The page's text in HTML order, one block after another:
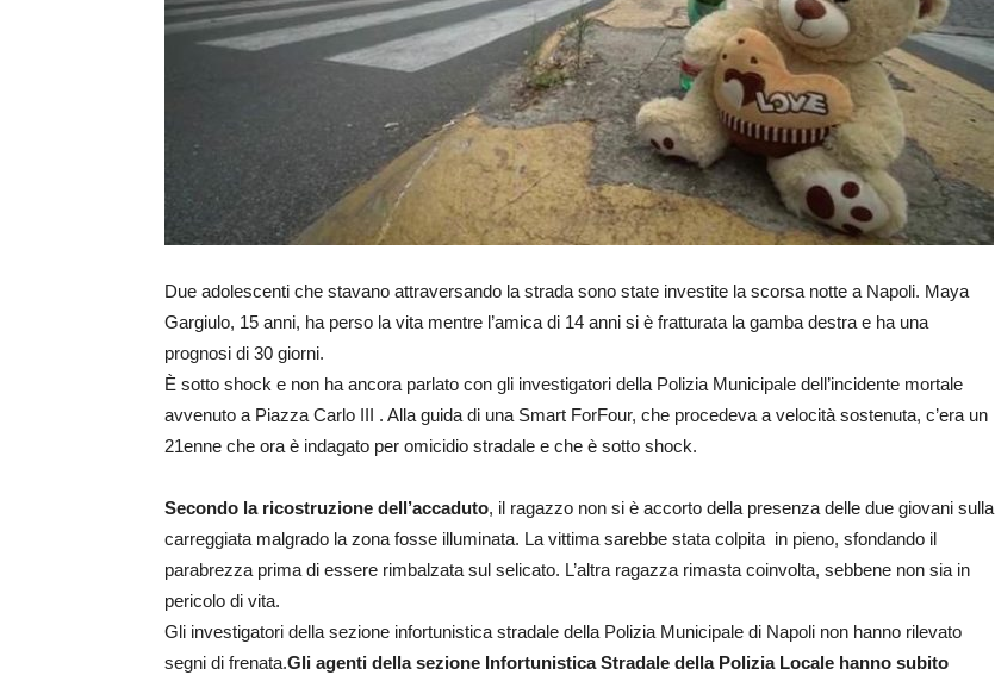
Due adolescenti che stavano attraversando la strada sono state investite la scorsa notte a Napoli. Maya
Gargiulo, 15 anni, ha perso la vita mentre l’amica di 14 anni si è fratturata la gamba destra e ha una
prognosi di 30 giorni.
È sotto shock e non ha ancora parlato con gli investigatori della Polizia Municipale dell’incidente mortale
avvenuto a Piazza Carlo III . Alla guida di una Smart ForFour, che procedeva a velocità sostenuta, c’era un
21enne che ora è indagato per omicidio stradale e che è sotto shock.
Secondo la ricostruzione dell’accaduto, il ragazzo non si è accorto della presenza delle due giovani sulla
carreggiata malgrado la zona fosse illuminata. La vittima sarebbe stata colpita in pieno, sfondando il
parabrezza prima di essere rimbalzata sul selicato. L’altra ragazza rimasta coinvolta, sebbene non sia in
pericolo di vita.
Gli investigatori della sezione infortunistica stradale della Polizia Municipale di Napoli non hanno rilevato
segni di frenata.Gli agenti della sezione Infortunistica Stradale della Polizia Locale hanno subito